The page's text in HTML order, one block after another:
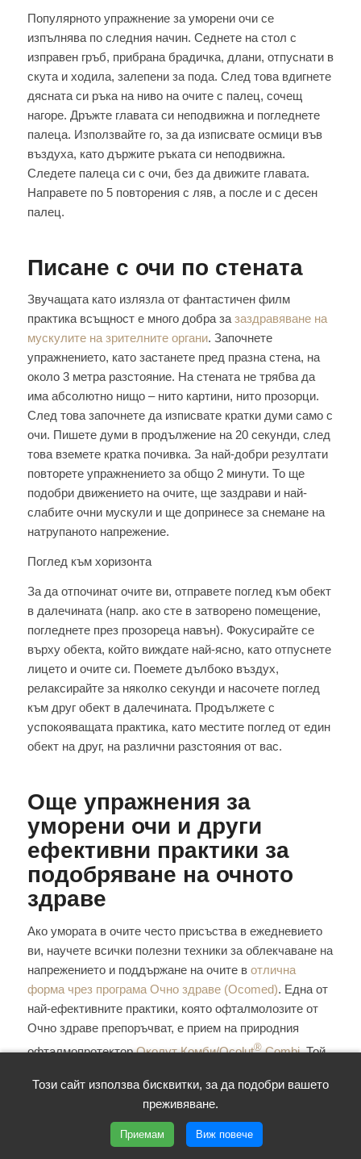
Популярното упражнение за уморени очи се
изпълнява по следния начин. Седнете на стол с
изправен гръб, прибрана брадичка, длани, отпуснати в
скута и ходила, залепени за пода. След това вдигнете
дясната си ръка на ниво на очите с палец, сочещ
нагоре. Дръжте главата си неподвижна и погледнете
палеца. Използвайте го, за да изписвате осмици във
въздуха, като държите ръката си неподвижна.
Следете палеца си с очи, без да движите главата.
Направете по 5 повторения с ляв, а после и с десен
палец.
Писане с очи по стената
Звучащата като излязла от фантастичен филм
практика всъщност е много добра за заздравяване на
мускулите на зрителните органи. Започнете
упражнението, като застанете пред празна стена, на
около 3 метра разстояние. На стената не трябва да
има абсолютно нищо – нито картини, нито прозорци.
След това започнете да изписвате кратки думи само с
очи. Пишете думи в продължение на 20 секунди, след
това вземете кратка почивка. За най-добри резултати
повторете упражнението за общо 2 минути. То ще
подобри движението на очите, ще заздрави и най-
слабите очни мускули и ще допринесе за снемане на
натрупаното напрежение.
Поглед към хоризонта
За да отпочинат очите ви, отправете поглед към обект
в далечината (напр. ако сте в затворено помещение,
погледнете през прозореца навън). Фокусирайте се
върху обекта, който виждате най-ясно, като отпуснете
лицето и очите си. Поемете дълбоко въздух,
релаксирайте за няколко секунди и насочете поглед
към друг обект в далечината. Продължете с
успокояващата практика, като местите поглед от един
обект на друг, на различни разстояния от вас.
Още упражнения за
уморени очи и други
ефективни практики за
подобряване на очното
здраве
Ако умората в очите често присъства в ежедневието
ви, научете всички полезни техники за облекчаване на
напрежението и поддържане на очите в отлична
форма чрез програма Очно здраве (Ocomed). Една от
най-ефективните практики, която офталмолозите от
Очно здраве препоръчват, е прием на природния
офталмопротекторОколут Комби/Ocolut®Combi. Той
зрителните органи чрез оптималните количества очни
пигменти и антиоксиданти в състава си. Тези
натурални незаменими вещества се натрупват в
макулата, като възстановяват нейния пигмент,
Този сайт използва бисквитки, за да подобри вашето
преживяване.
Приемам Виж повече